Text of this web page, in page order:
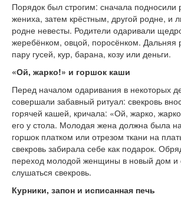
Порядок был строгим: сначала подносили
жениха, затем крёстным, другой родне, и
родне невесты. Родители одаривали
жеребёнком, овцой, поросёнком. Дальняя
пару гусей, кур, барана, козу или деньги.
«Ой, жарко!» и горшок каши
Перед началом одаривания в некоторых
совершали забавный ритуал: свекровь
горячей кашей, кричала: «Ой, жарко,
его у стола. Молодая жена должна была
горшок платком или отрезом ткани на
свекровь забирала себе как подарок.
переход молодой женщины в новый дом и
слушаться свекровь.
Курники, запон и исписанная печь